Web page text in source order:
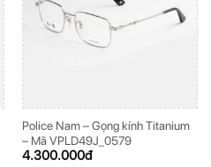
Police Nam – Gọng kính Titanium
– Mã VPLD49J_0579
4.300.000đ